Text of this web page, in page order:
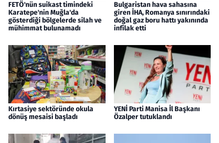
FETÖ'nün suikast timindeki
Karatepe'nin Muğla'da
gösterdiği bölgelerde silah ve
mühimmat bulunamadı
Bulgaristan hava sahasına
giren İHA, Romanya sınırındaki
doğal gaz boru hattı yakınında
infilak etti
Kırtasiye sektöründe okula
dönüş mesaisi başladı
YENİ Parti Manisa İl Başkanı
Özalper tutuklandı